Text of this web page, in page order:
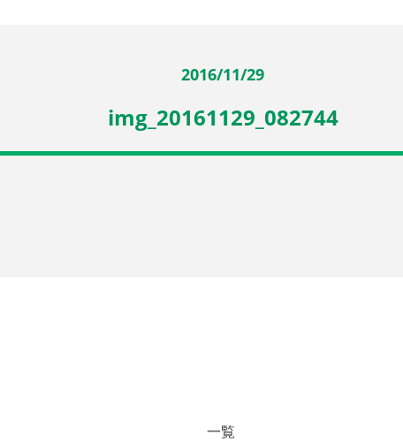
2016/11/29
img_20161129_082744
一覧